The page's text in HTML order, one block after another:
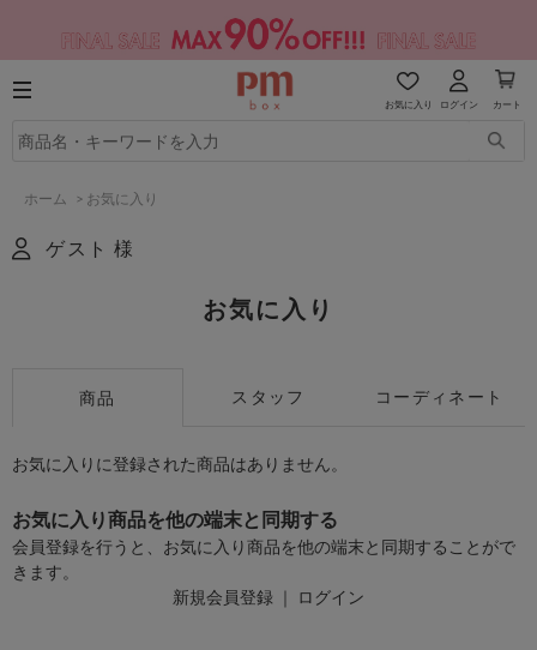
お気に入り ログイン カート
ホーム > お気に入り
ゲスト 様
お気に入り
商品 スタッフ コーディネート
お気に入りに登録された商品はありません。
お気に入り商品を他の端末と同期する
会員登録を行うと、お気に入り商品を他の端末と同期することがで
きます。
新規会員登録 ｜ ログイン